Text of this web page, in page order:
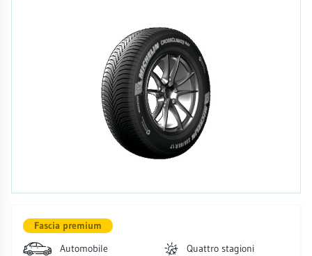
Fascia premium
Automobile
Quattro stagioni